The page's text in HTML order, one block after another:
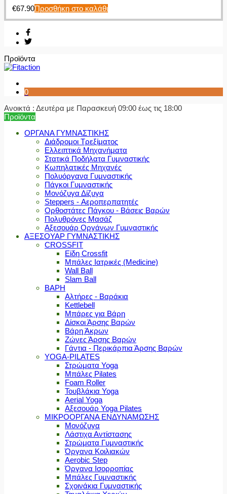
€67.90Προσθήκη στο καλάθι
Προϊόντα
0
Ανοικτά : Δευτέρα με Παρασκευή 09:00 έως τις 18:00
Προϊόντα
ΟΡΓΑΝΑ ΓΥΜΝΑΣΤΙΚΗΣ
Διάδρομοι Τρεξίματος
Ελλειπτικά Μηχανήματα
Στατικά Ποδήλατα Γυμναστικής
Κωπηλατικές Μηχανές
Πολυόργανα Γυμναστικής
Πάγκοι Γυμναστικής
Μονόζυγα Δίζυγα
Steppers - Αεροπερπατητές
Ορθοστάτες Πάγκου - Βάσεις Βαρών
Πολυθρόνες Μασάζ
Αξεσουάρ Οργάνων Γυμναστικής
ΑΞΕΣΟΥΑΡ ΓΥΜΝΑΣΤΙΚΗΣ
CROSSFIT
Είδη Crossfit
Μπάλες Ιατρικές (Medicine)
Wall Ball
Slam Ball
ΒΑΡΗ
Αλτήρες - Βαράκια
Kettlebell
Μπάρες για Βάρη
Δίσκοι Άρσης Βαρών
Βάρη Άκρων
Ζώνες Άρσης Βαρών
Γάντια - Περικάρπια Άρσης Βαρών
YOGA-PILATES
Στρώματα Yoga
Μπάλες Pilates
Foam Roller
Τουβλάκια Yoga
Aerial Yoga
Αξεσουάρ Yoga Pilates
ΜΙΚΡΟΟΡΓΑΝΑ ΕΝΔΥΝΑΜΩΣΗΣ
Μονόζυγα
Λάστιχα Αντίστασης
Στρώματα Γυμναστικής
Όργανα Κοιλιακών
Aerobic Step
Όργανα Ισορροπίας
Μπάλες Γυμναστικής
Σχοινάκια Γυμναστικής